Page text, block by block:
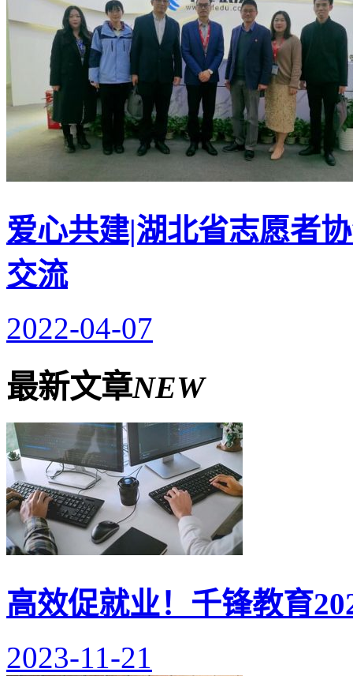
爱心共建|湖北省志愿者
交流
2022-04-07
最新文章NEW
高效促就业！千锋教育
2023-11-21